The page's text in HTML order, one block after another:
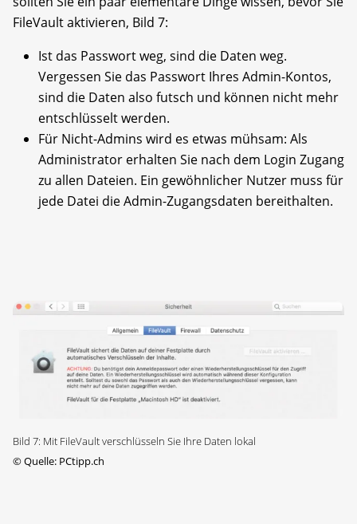
FileVault aktivieren, Bild 7:
Ist das Passwort weg, sind die Daten weg.
Vergessen Sie das Passwort Ihres Admin-Kontos,
sind die Daten also futsch und können nicht mehr
entschlüsselt werden.
Für Nicht-Admins wird es etwas mühsam: Als
Administrator erhalten Sie nach dem Login Zugang
zu allen Dateien. Ein gewöhnlicher Nutzer muss für
jede Datei die Admin-­Zugangsdaten bereithalten.
Bild 7: Mit FileVault verschlüsseln Sie Ihre Daten lokal
©Quelle: PCtipp.ch